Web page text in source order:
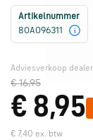
onderdelen
onderdelen
Artikelnummer
80A096311
i
Adviesverkoop dealer
€ 16,95
€ 8,95
€ 7,40 ex. btw